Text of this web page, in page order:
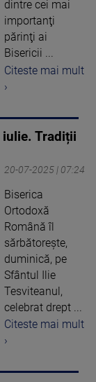
dintre cei mai
importanţi
părinţi ai
Bisericii ...
Citeste mai mult
›
Tradiții
20-07-2025 | 07:24
Biserica
Ortodoxă
Română îl
sărbătoreşte,
duminică, pe
Sfântul Ilie
Tesviteanul,
celebrat drept ...
Citeste mai mult
›